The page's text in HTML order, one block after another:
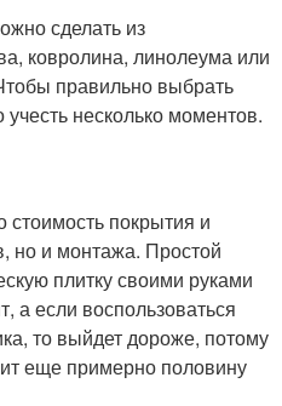
сделать из
ковролина, линолеума или
правильно выбрать
несколько моментов.
стоимость покрытия и
но и монтажа. Простой
плитку своими руками
а если воспользоваться
то выйдет дороже, потому
еще примерно половину